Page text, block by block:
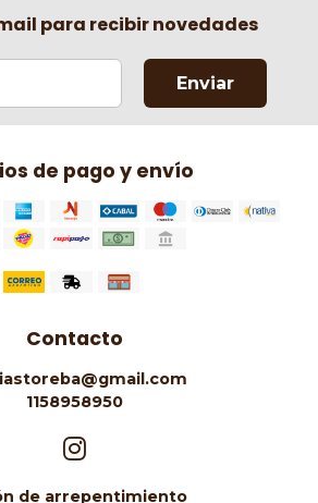
para recibir novedades
Enviar
de pago y envío
Contacto
1158958950
de arrepentimiento